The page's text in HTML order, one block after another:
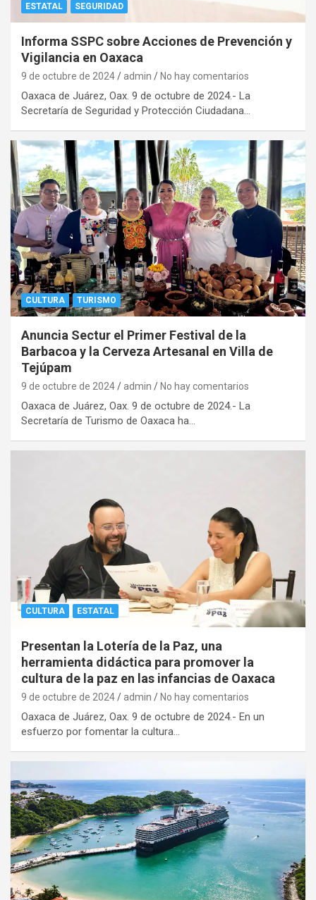
ESTATAL SEGURIDAD
Informa SSPC sobre Acciones de Prevención y
Vigilancia en Oaxaca
9 de octubre de 2024 admin No hay comentarios
Oaxaca de Juárez, Oax. 9 de octubre de 2024.- La
Secretaría de Seguridad y Protección Ciudadana…
CULTURA TURISMO
Anuncia Sectur el Primer Festival de la
Barbacoa y la Cerveza Artesanal en Villa de
Tejúpam
9 de octubre de 2024 admin No hay comentarios
Oaxaca de Juárez, Oax. 9 de octubre de 2024.- La
Secretaría de Turismo de Oaxaca ha…
CULTURA ESTATAL
Presentan la Lotería de la Paz, una
herramienta didáctica para promover la
cultura de la paz en las infancias de Oaxaca
9 de octubre de 2024 admin No hay comentarios
Oaxaca de Juárez, Oax. 9 de octubre de 2024.- En un
esfuerzo por fomentar la cultura…